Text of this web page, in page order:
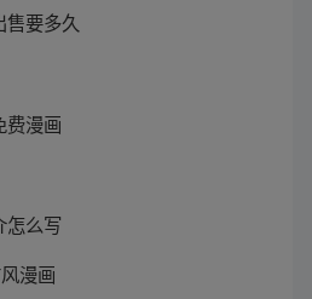
要多久
费漫画
怎么写
漫画